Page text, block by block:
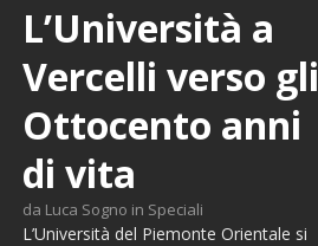
L’Università a
Vercelli verso gli
Ottocento anni
di vita
da Luca Sogno in Speciali
L’Università del Piemonte Orientale si